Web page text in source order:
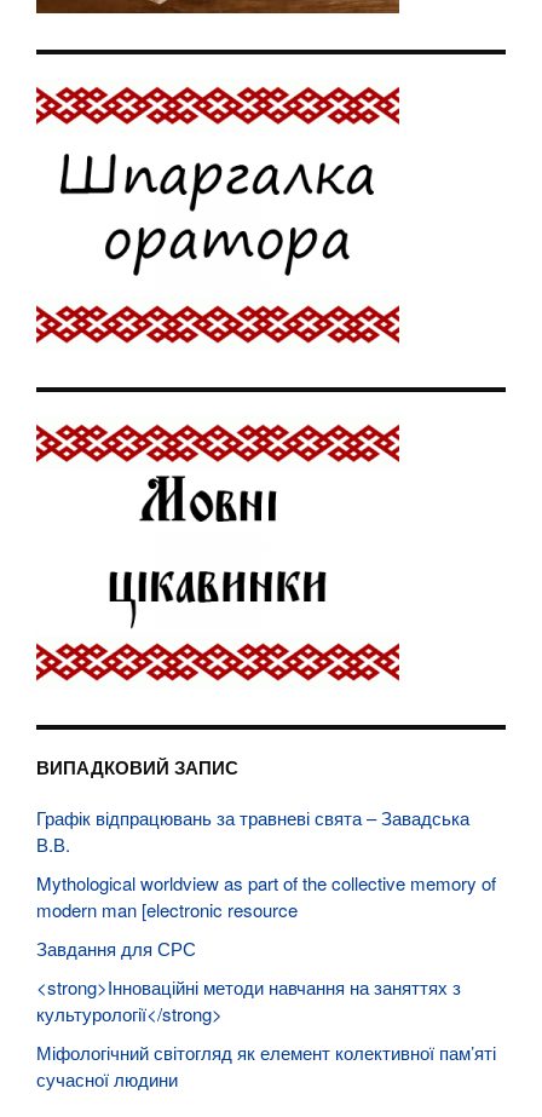
ВИПАДКОВИЙ ЗАПИС
Графік відпрацювань за травневі свята – Завадська
В.В.
Mythological worldview as part of the collective memory of
modern man [electronic resource
Завдання для СРС
<strong>Інноваційні методи навчання на заняттях з
культурології</strong>
Міфологічний світогляд як елемент колективної пам’яті
сучасної людини